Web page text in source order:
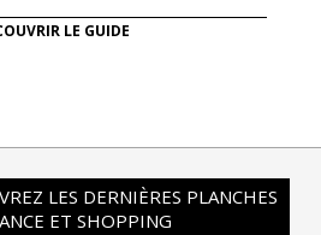
LE GUIDE
LES DERNIÈRES PLANCHES
ET SHOPPING